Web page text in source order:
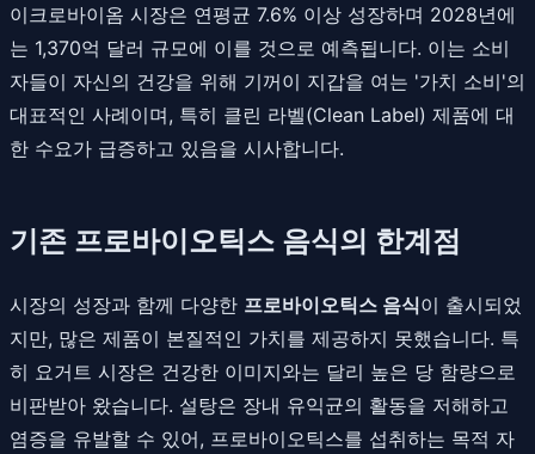
이크로바이옴 시장은 연평균 7.6% 이상 성장하며 2028년에
는 1,370억 달러 규모에 이를 것으로 예측됩니다. 이는 소비
자들이 자신의 건강을 위해 기꺼이 지갑을 여는 '가치 소비'의
대표적인 사례이며, 특히 클린 라벨(Clean Label) 제품에 대
한 수요가 급증하고 있음을 시사합니다.
기존 프로바이오틱스 음식의 한계점
시장의 성장과 함께 다양한 프로바이오틱스 음식이 출시되었
지만, 많은 제품이 본질적인 가치를 제공하지 못했습니다. 특
히 요거트 시장은 건강한 이미지와는 달리 높은 당 함량으로
비판받아 왔습니다. 설탕은 장내 유익균의 활동을 저해하고
염증을 유발할 수 있어, 프로바이오틱스를 섭취하는 목적 자